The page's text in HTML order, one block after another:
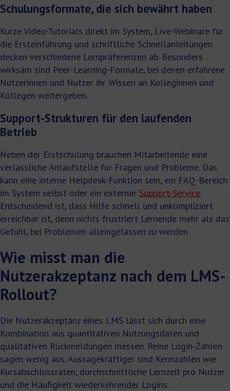
Schulungsformate, die sich bewährt haben
Kurze Video-Tutorials direkt im System, Live-Webinare für
die Ersteinführung und schriftliche Schnellanleitungen
decken verschiedene Lernpräferenzen ab. Besonders
wirksam sind Peer-Learning-Formate, bei denen erfahrene
Nutzerinnen und Nutzer ihr Wissen an Kolleginnen und
Kollegen weitergeben.
Support-Strukturen für den laufenden
Betrieb
Neben der Erstschulung brauchen Mitarbeitende eine
verlässliche Anlaufstelle für Fragen und Probleme. Das
kann eine interne Helpdesk-Funktion sein, ein FAQ-Bereich
im System selbst oder ein externer Support-Service.
Entscheidend ist, dass Hilfe schnell und unkompliziert
erreichbar ist, denn nichts frustriert Lernende mehr als das
Gefühl, bei Problemen alleingelassen zu werden.
Wie misst man die
Nutzerakzeptanz nach dem LMS-
Rollout?
Die Nutzerakzeptanz eines LMS lässt sich durch eine
Kombination aus quantitativen Nutzungsdaten und
qualitativen Rückmeldungen messen. Reine Login-Zahlen
sagen wenig aus. Aussagekräftiger sind Kennzahlen wie
Kursabschlussraten, durchschnittliche Lernzeit pro Nutzer
und die Häufigkeit wiederkehrender Logins.